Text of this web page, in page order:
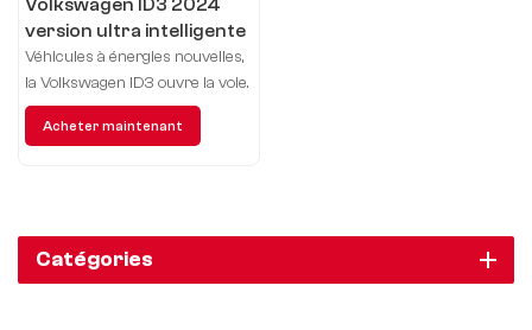
version ultra intelligente
Véhicules à énergies nouvelles,
la Volkswagen ID3 ouvre la voie.
Acheter maintenant
Catégories